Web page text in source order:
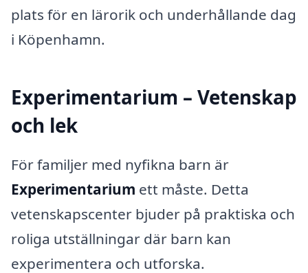
plats för en lärorik och underhållande dag
i Köpenhamn.
Experimentarium – Vetenskap
och lek
För familjer med nyfikna barn är
Experimentarium ett måste. Detta
vetenskapscenter bjuder på praktiska och
roliga utställningar där barn kan
experimentera och utforska.